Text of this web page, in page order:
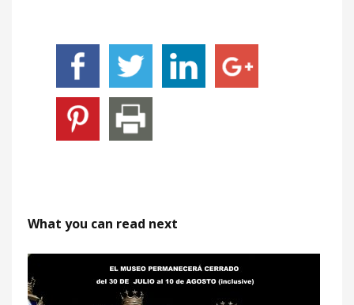
What you can read next